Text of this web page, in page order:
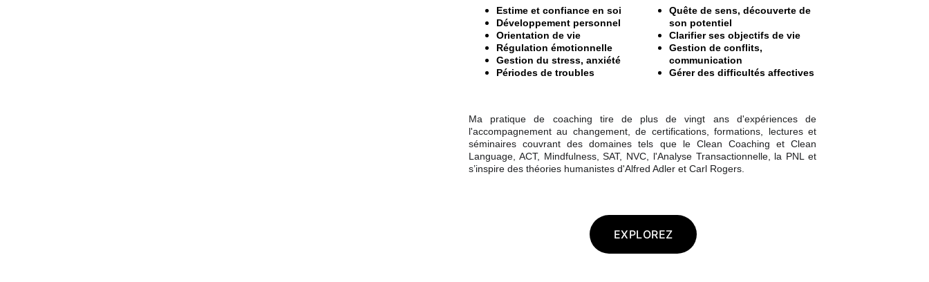
EXPLOREZ
Estime et confiance en soi
Développement personnel
Orientation de vie
Régulation émotionnelle
Gestion du stress, anxiété
Périodes de troubles
Quête de sens, découverte de
son potentiel
Clarifier ses objectifs de vie
Gestion de conflits,
communication
Gérer des difficultés affectives
Ma pratique de coaching tire de plus de vingt ans d'expériences de
l'accompagnement au changement, de certifications, formations, lectures et
séminaires couvrant des domaines tels que le Clean Coaching et Clean
Language, ACT, Mindfulness, SAT, NVC, l'Analyse Transactionnelle, la PNL et
s’inspire des théories humanistes d'Alfred Adler et Carl Rogers.